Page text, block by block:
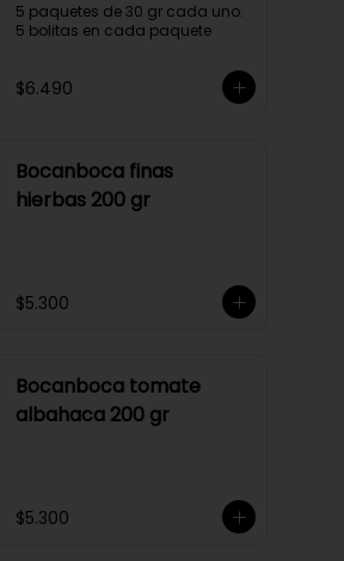
5 paquetes de 30 gr cada uno.
5 bolitas en cada paquete
$6.490
Bocanboca finas
hierbas 200 gr
$5.300
Bocanboca tomate
albahaca 200 gr
$5.300